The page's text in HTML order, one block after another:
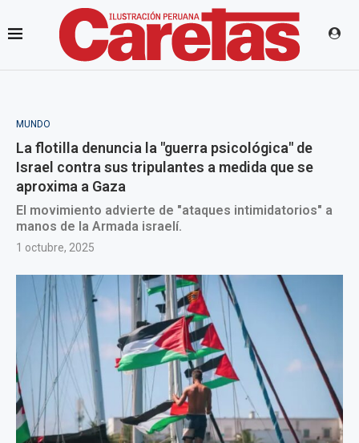
MUNDO
La flotilla denuncia la "guerra psicológica" de
Israel contra sus tripulantes a medida que se
aproxima a Gaza
El movimiento advierte de "ataques intimidatorios" a
manos de la Armada israelí.
1 octubre, 2025